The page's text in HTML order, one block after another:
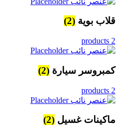
قلاب بوية (2)
2 products
كمبروسر سيارة (2)
2 products
ماكينات غسيل (2)